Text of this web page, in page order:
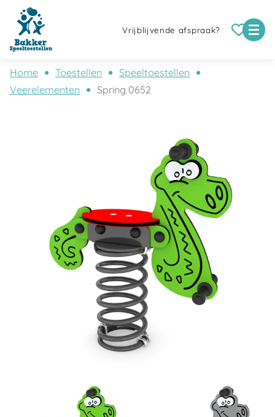
Vrijblijvende afspraak?
Home Toestellen
Speeltoestellen
Veerelementen
Spring 0652